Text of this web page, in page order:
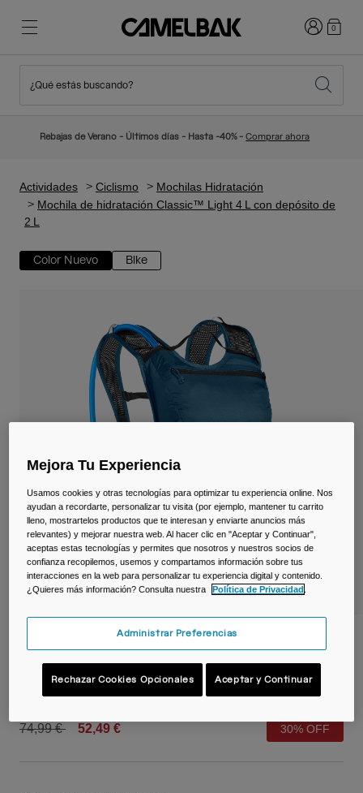
Novedades
Chalecos Hidratación
Botellas
Tazas y Vasos
Bolsas Bici
Bolsas Hidratación
Accessorios
Ver todo
Senderismo
Viajar y estilo de vida
Adiós a los desechables
Iniciar0
¿Qué estás buscando?
Rebajas de Verano - Últimos días - Hasta -40% -Comprar ahora
Actividades Ciclismo
Mochilas Hidratación
Mochila de hidratación Classic™ Light 4 L con depósito de
2 L
Color Nuevo Bike
Mochila de hidratación Classic™ Light 4 L
con depósito de 2 L
Price reduced from
74,99 €to 52,49 € 30% OFF
Mejora Tu Experiencia
Usamos cookies y otras tecnologías para optimizar tu experiencia online. Nos
ayudan a recordarte, personalizar tu visita (por ejemplo, mantener tu carrito
lleno, mostrartelos productos que te interesan y enviarte anuncios más
relevantes) y mejorar nuestra web. Al hacer clic en "Aceptar y Continuar",
aceptas estas tecnologías y permites que nosotros y nuestros socios de
confianza recopilemos, usemos y compartamos información sobre tus
interacciones en la web para personalizar tu experiencia digital y contenido.
¿Quieres más información? Consulta nuestra
Política de Privacidad
Administrar Preferencias
Rechazar Cookies Opcionales Aceptar y Continuar